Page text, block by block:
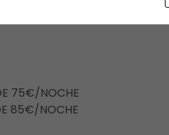
75€/NOCHE
85€/NOCHE